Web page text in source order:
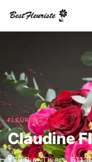
FLEURISTE
Claudine